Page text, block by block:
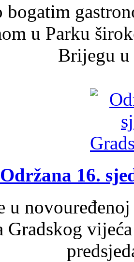
bogatim
u Parku
Brijegu u
Održana 16.
u
Gradskog